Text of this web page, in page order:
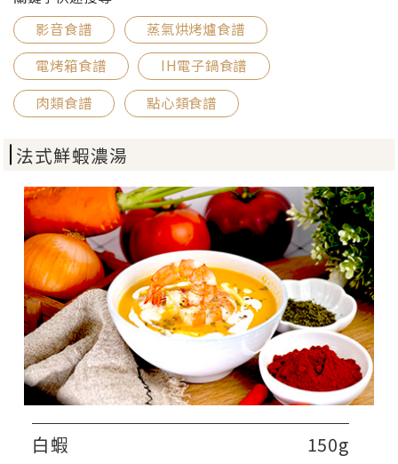
影音食譜
蒸氣烘烤爐食譜
電烤箱食譜
IH電子鍋食譜
肉類食譜
點心類食譜
法式鮮蝦濃湯
白蝦
150g